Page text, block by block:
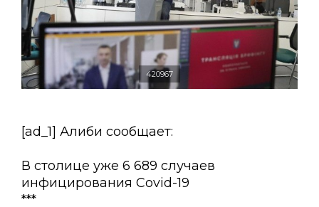
420967
[ad_1] Алиби сообщает:
В столице уже 6 689 случаев
инфицирования Covid-19
***